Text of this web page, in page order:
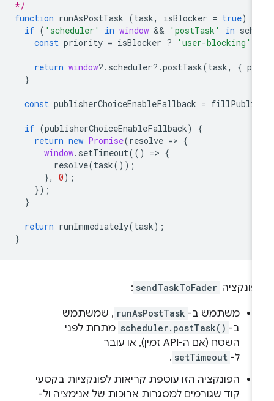
function runAsPostTask (task, isBlocker = true
if ('scheduler' in window && 'postTask' in
const priority = isBlocker ? 'user-blocking'
return window?.scheduler?.postTask(task
const publisherChoiceEnableFallback =
if (publisherChoiceEnableFallback
return
new Promise(resolve =
window.setTimeout (() =
resolve(task ());
},
return runImmediately(task
sendTaskToFader
:
משתמש ב- runAsPostTask , שמשתמש
scheduler.postTask() מתחת לפני
השטח (אם ה-API זמין), או עובר
setTimeout
.
הפונקציה הזו עוטפת קריאות לפונקציות בקטעי
קוד שגורמים למסגרות ארוכות של אנימציה ול-